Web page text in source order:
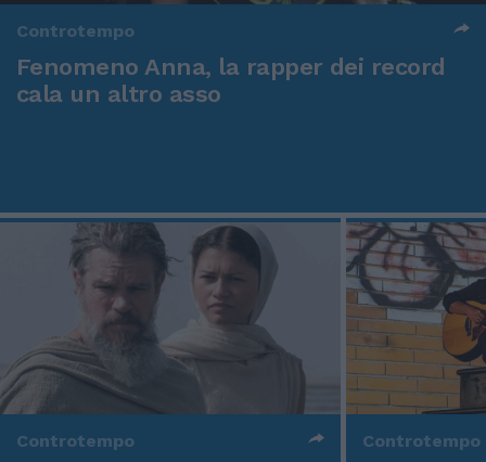
Controtempo
Fenomeno Anna, la rapper dei record
cala un altro asso
Controtempo Controtempo